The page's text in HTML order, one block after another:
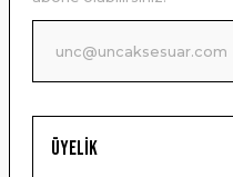
Ürün fiyatı diğer sitelerden
Bu ürüne benzer farklı
Üyelik